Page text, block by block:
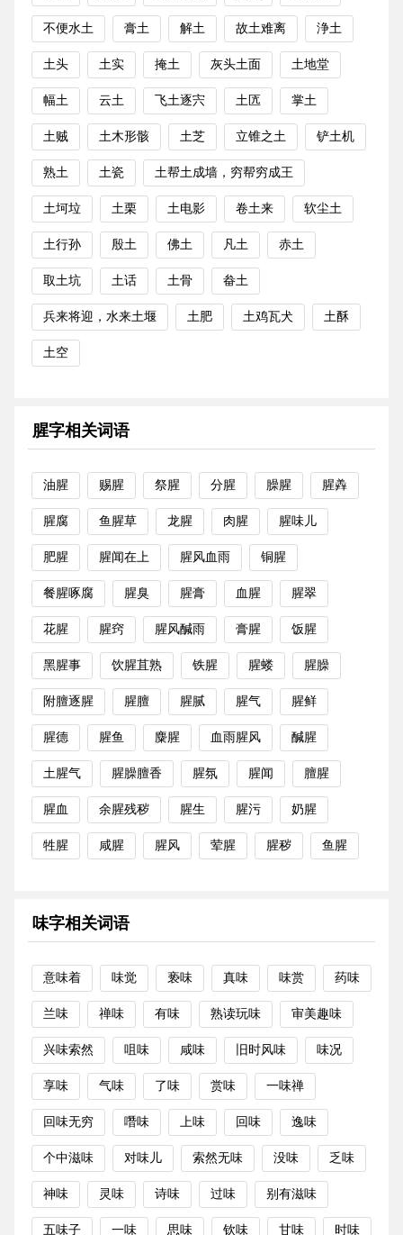
不便水土 膏土 解土 故土难离 浄土
土头 土实 掩土 灰头土面 土地堂
幅土 云土 飞土逐宍 土匟 掌土
土贼 土木形骸 土芝 立锥之土 铲土机
熟土 土瓷 土帮土成墙，穷帮穷成王
土坷垃 土栗 土电影 卷土来 软尘土
土行孙 殷土 佛土 凡土 赤土
取土坑 土话 土骨 畚土
兵来将迎，水来土堰 土肥 土鸡瓦犬 土酥
土空
腥字相关词语
油腥 赐腥 祭腥 分腥 臊腥 腥羴
腥腐 鱼腥草 龙腥 肉腥 腥味儿
肥腥 腥闻在上 腥风血雨 铜腥
餐腥啄腐 腥臭 腥膏 血腥 腥翠
花腥 腥窍 腥风醎雨 膏腥 饭腥
黑腥事 饮腥苴熟 铁腥 腥蝼 腥臊
附膻逐腥 腥膻 腥腻 腥气 腥鲜
腥德 腥鱼 麋腥 血雨腥风 醎腥
土腥气 腥臊膻香 腥氛 腥闻 膻腥
腥血 余腥残秽 腥生 腥污 奶腥
牲腥 咸腥 腥风 荤腥 腥秽 鱼腥
味字相关词语
意味着 味觉 亵味 真味 味赏 药味
兰味 禅味 有味 熟读玩味 审美趣味
兴味索然 咀味 咸味 旧时风味 味况
享味 气味 了味 赏味 一味禅
回味无穷 噆味 上味 回味 逸味
个中滋味 对味儿 索然无味 没味 乏味
神味 灵味 诗味 过味 别有滋味
五味子 一味 思味 钦味 甘味 时味